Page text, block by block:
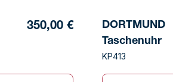
350,00 €
DORTMUND
Taschenuhr
KP413